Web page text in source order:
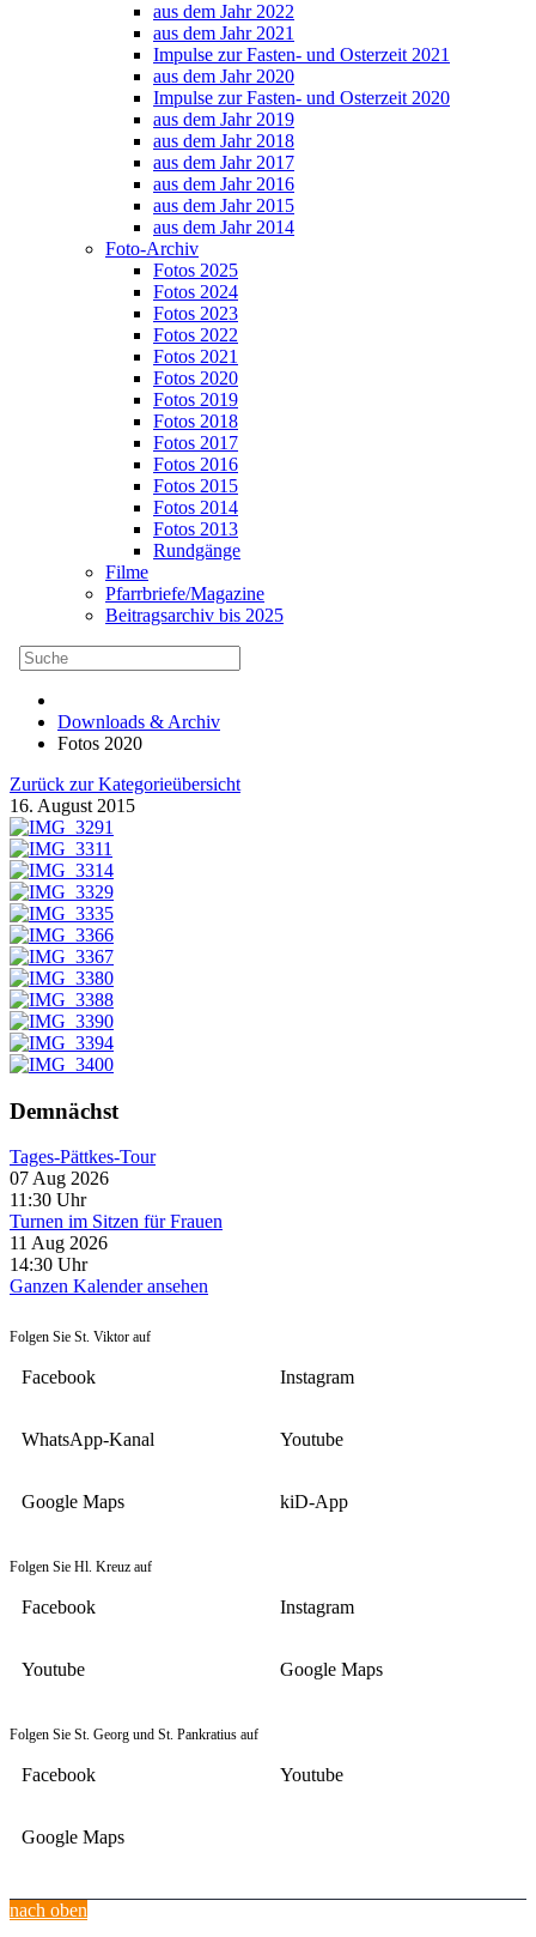
aus dem Jahr 2022
aus dem Jahr 2021
Impulse zur Fasten- und Osterzeit 2021
aus dem Jahr 2020
Impulse zur Fasten- und Osterzeit 2020
aus dem Jahr 2019
aus dem Jahr 2018
aus dem Jahr 2017
aus dem Jahr 2016
aus dem Jahr 2015
aus dem Jahr 2014
Foto-Archiv
Fotos 2025
Fotos 2024
Fotos 2023
Fotos 2022
Fotos 2021
Fotos 2020
Fotos 2019
Fotos 2018
Fotos 2017
Fotos 2016
Fotos 2015
Fotos 2014
Fotos 2013
Rundgänge
Filme
Pfarrbriefe/Magazine
Beitragsarchiv bis 2025
Downloads & Archiv
Fotos 2020
Zurück zur Kategorieübersicht
16. August 2015
Demnächst
Tages-Pättkes-Tour
07 Aug 2026
11:30 Uhr
Turnen im Sitzen für Frauen
11 Aug 2026
14:30 Uhr
Ganzen Kalender ansehen
Folgen Sie St. Viktor auf
Facebook Instagram
WhatsApp-Kanal Youtube
Google Maps kiD-App
Folgen Sie Hl. Kreuz auf
Facebook Instagram
Youtube Google Maps
Folgen Sie St. Georg und St. Pankratius auf
Facebook Youtube
Google Maps
nach oben